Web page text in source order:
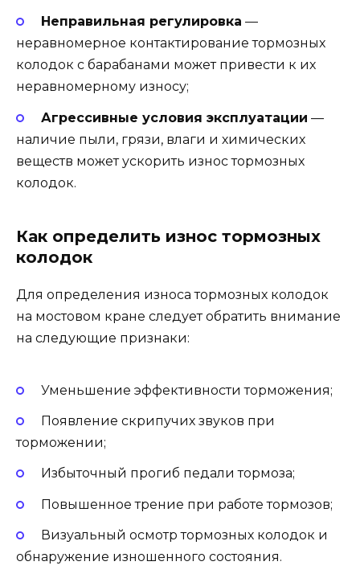
Неправильная регулировка —
неравномерное контактирование тормозных
колодок с барабанами может привести к их
неравномерному износу;
Агрессивные условия эксплуатации —
наличие пыли, грязи, влаги и химических
веществ может ускорить износ тормозных
колодок.
Как определить износ тормозных
колодок
Для определения износа тормозных колодок
на мостовом кране следует обратить внимание
на следующие признаки:
Уменьшение эффективности торможения;
Появление скрипучих звуков при
торможении;
Избыточный прогиб педали тормоза;
Повышенное трение при работе тормозов;
Визуальный осмотр тормозных колодок и
обнаружение изношенного состояния.